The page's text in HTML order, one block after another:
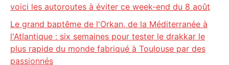
voici les autoroutes à éviter ce week-end du 8 août
Le grand baptême de l'Orkan, de la Méditerranée à
l'Atlantique : six semaines pour tester le drakkar le
plus rapide du monde fabriqué à Toulouse par des
passionnés